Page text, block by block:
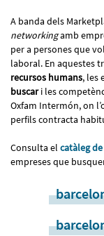
A banda dels
networkingamb
per a persones que
laboral. En aquestes
recursos humans, les
buscari les
Oxfam Intermón, on
perfils contracta
Consulta el catàleg
empreses que